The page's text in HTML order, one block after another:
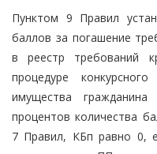
Пунктом 9 Правил
баллов за погашение
в реестр требований
процедуре
имущества
процентов количества
7 Правил, КБп равно 0,